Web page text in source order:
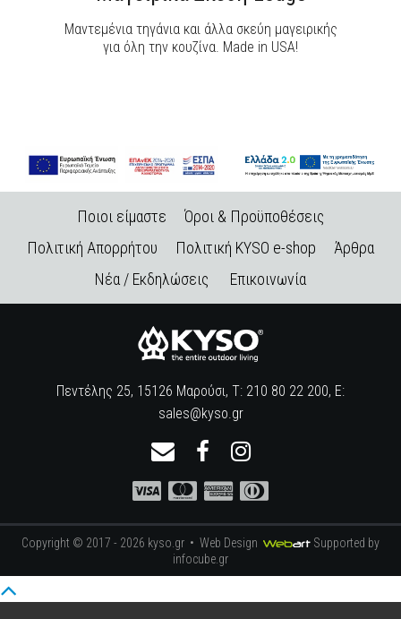
Μαντεμένια τηγάνια και άλλα σκεύη μαγειρικής
για όλη την κουζίνα. Made in USA!
Ποιοι είμαστε
Όροι & Προϋποθέσεις
Πολιτική Απορρήτου
Πολιτική KYSO e-shop
Άρθρα
Νέα / Εκδηλώσεις
Επικοινωνία
Πεντέλης 25, 15126 Μαρούσι, Τ: 210 80 22 200, E:
sales@kyso.gr
Copyright © 2017 - 2026 kyso.gr • Web Design
Supported by
infocube.gr